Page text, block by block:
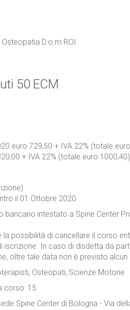
D.o.m ROI
50 ECM
euro 729,50 + IVA 22% (totale
+ IVA 22% (totale euro 1000,40)
il 01 Ottobre 2020
bancario intestato a Spine Center
la possibilità di cancellare il corso
In caso di disdetta da
oltre tale data non è previsto
Osteopati, Scienze Motorie
corso: 15
Spine Center di Bologna - Via